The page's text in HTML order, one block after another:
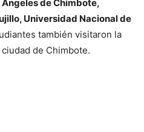
de Chimbote,
Universidad Nacional de
también visitaron la
ciudad de Chimbote.